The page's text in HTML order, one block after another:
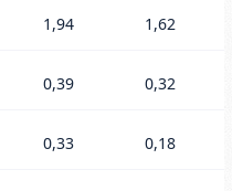
1,94 1,62
0,39 0,32
0,33 0,18